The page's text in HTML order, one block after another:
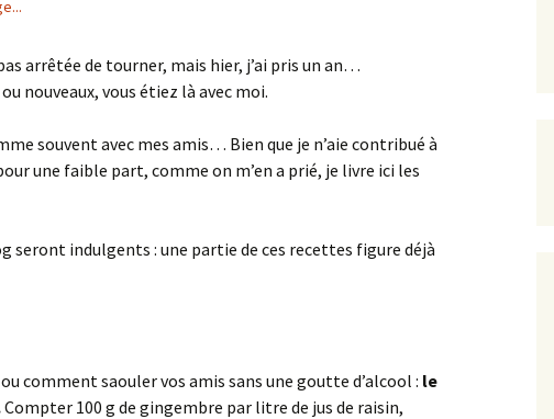
arrêtée de tourner, mais hier, j’ai pris un an…
nouveaux, vous étiez là avec moi.
souvent avec mes amis… Bien que je n’aie contribué à
une faible part, comme on m’en a prié, je livre ici les
seront indulgents : une partie de ces recettes figure déjà
comment saouler vos amis sans une goutte d’alcool : le
Compter 100 g de gingembre par litre de jus de raisin,